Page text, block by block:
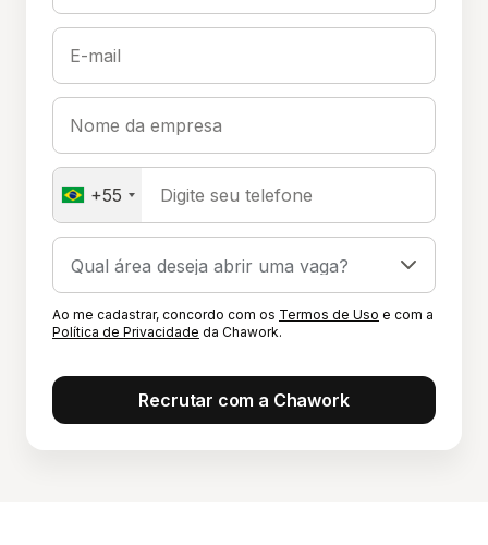
E-mail
Nome da empresa
+55 Digite seu telefone
Ao me cadastrar, concordo com os Termos de Uso e com a
Política de Privacidade da Chawork.
Recrutar com a Chawork